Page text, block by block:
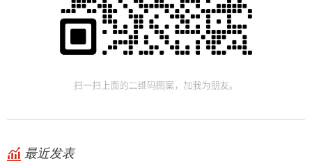
最近发表